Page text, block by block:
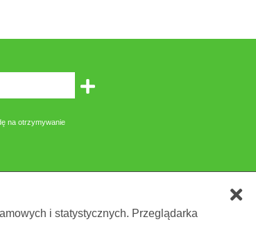
na otrzymywanie
i statystycznych. Przeglądarka